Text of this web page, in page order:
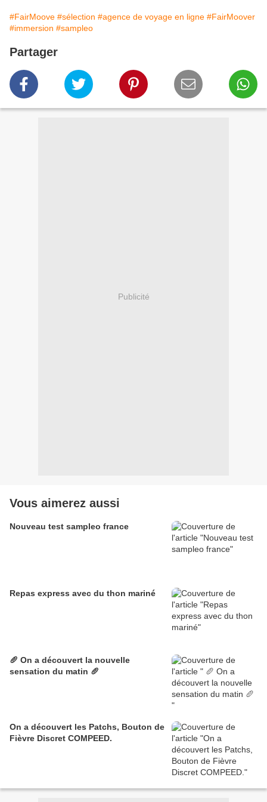
#FairMoove #sélection #agence de voyage en ligne #FairMoover
#immersion #sampleo
Partager
Publicité
Vous aimerez aussi
Nouveau test sampleo france
Repas express avec du thon mariné
🥖 On a découvert la nouvelle
sensation du matin 🥖
On a découvert les Patchs, Bouton de
Fièvre Discret COMPEED.